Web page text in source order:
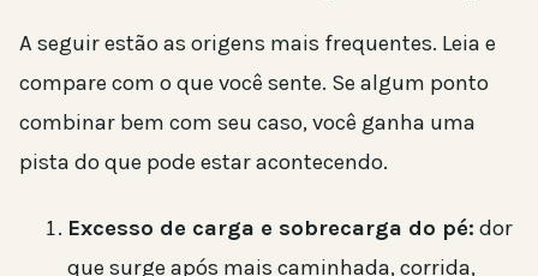
A seguir estão as origens mais frequentes. Leia e
compare com o que você sente. Se algum ponto
combinar bem com seu caso, você ganha uma
pista do que pode estar acontecendo.
Excesso de carga e sobrecarga do pé: dor
que surge após mais caminhada, corrida,